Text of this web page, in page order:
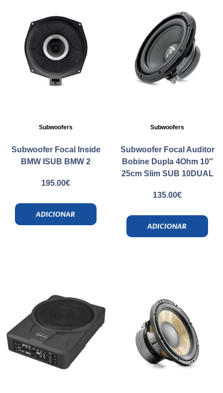
Subwoofers
Subwoofer Focal Inside
BMW ISUB BMW 2
195.00€
ADICIONAR
Subwoofers
Subwoofer Focal Auditor
Bobine Dupla 4Ohm 10″
25cm Slim SUB 10DUAL
135.00€
ADICIONAR